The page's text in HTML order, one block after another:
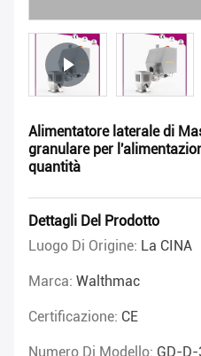
Alimentatore laterale di
granulare per
quantità
Dettagli Del Prodotto
Luogo Di Origine: La CINA
Marca: Walthmac
Certificazione: CE
Numero Di Modello: GD-D-